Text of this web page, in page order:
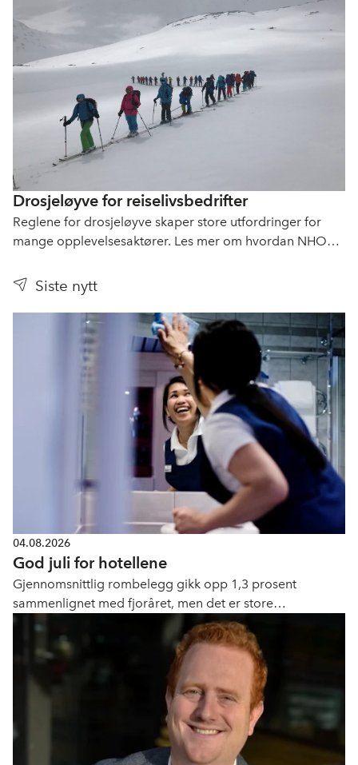
Drosjeløyve for reiselivsbedrifter
Reglene for drosjeløyve skaper store utfordringer for
mange opplevelsesaktører. Les mer om hvordan NHO
Siste nytt
04.08.2026
God juli for hotellene
Gjennomsnittlig rombelegg gikk opp 1,3 prosent
sammenlignet med fjoråret, men det er store
geografiske forskjeller.